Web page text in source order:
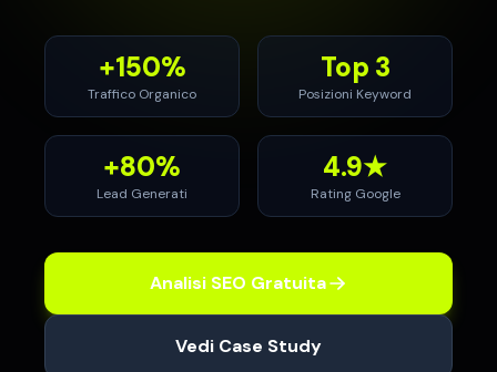
+150%
Traffico Organico
Top 3
Posizioni Keyword
+80%
Lead Generati
4.9★
Rating Google
Analisi SEO Gratuita
Vedi Case Study